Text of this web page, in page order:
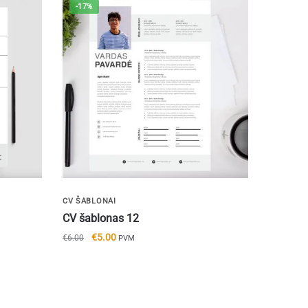
-17%
CV ŠABLONAI
CV šablonas 12
€6.00
Original
€5.00Current
PVM